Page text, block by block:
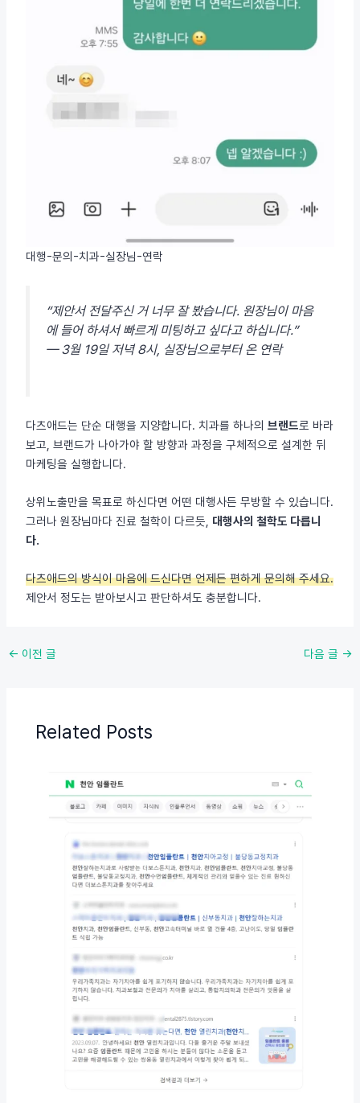
대행-문의-치과-실장님-연락
“제안서 전달주신 거 너무 잘 봤습니다. 원장님이 마음
에 들어 하셔서 빠르게 미팅하고 싶다고 하십니다.”
— 3월 19일 저녁 8시, 실장님으로부터 온 연락
다츠애드는 단순 대행을 지양합니다. 치과를 하나의 브랜드로 바라
보고, 브랜드가 나아가야 할 방향과 과정을 구체적으로 설계한 뒤
마케팅을 실행합니다.
상위노출만을 목표로 하신다면 어떤 대행사든 무방할 수 있습니다.
그러나 원장님마다 진료 철학이 다르듯, 대행사의 철학도 다릅니
다.
다츠애드의 방식이 마음에 드신다면 언제든 편하게 문의해 주세요.
제안서 정도는 받아보시고 판단하셔도 충분합니다.
포
← 이전 글 다음 글 →
Related Posts